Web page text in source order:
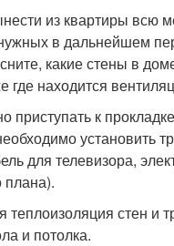
из квартиры всю
в дальнейшем
какие стены в
где находится
приступать к прокладке
установить
для телевизора,
плана).
теплоизоляция стен и
и потолка.